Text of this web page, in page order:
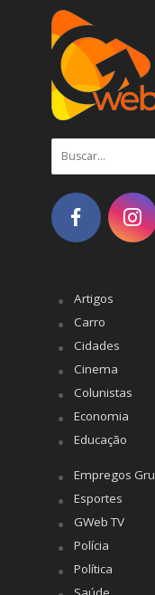
Artigos
Carro
Cidades
Cinema
Colunistas
Economia
Educação
Empregos Gru
Esportes
GWeb TV
Polícia
Política